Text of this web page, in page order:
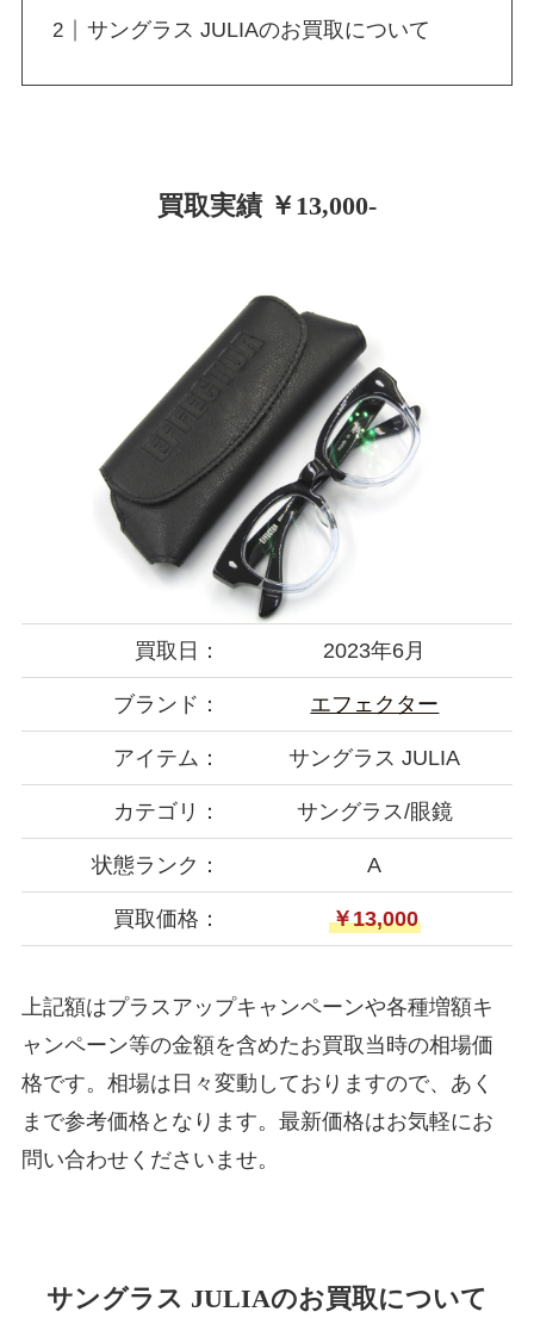
サングラス JULIAのお買取について
買取実績 ￥13,000-
買取日： 2023年6月
ブランド： エフェクター
アイテム： サングラス JULIA
カテゴリ： サングラス/眼鏡
状態ランク： A
買取価格： ￥13,000
上記額はプラスアップキャンペーンや各種増額キ
ャンペーン等の金額を含めたお買取当時の相場価
格です。相場は日々変動しておりますので、あく
まで参考価格となります。最新価格はお気軽にお
問い合わせくださいませ。
サングラス JULIAのお買取について